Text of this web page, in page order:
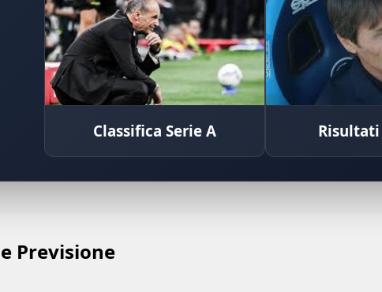
Classifica Serie A Risultati
Previsione